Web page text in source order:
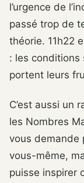
l’urgence de
passé trop de
théorie. 11h22
: les conditions
portent leurs
C’est aussi un
les Nombres
vous demande
vous-même,
puisse inspirer